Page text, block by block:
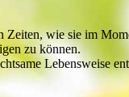
Zeiten, wie sie im
zu können.
Lebensweise